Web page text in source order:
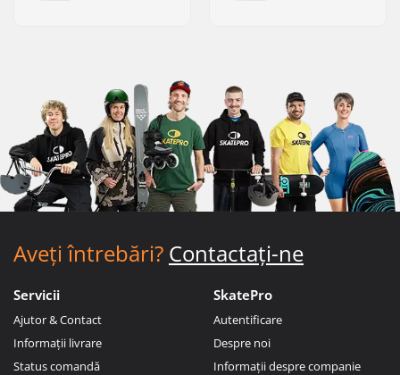
Aveți întrebări? Contactați-ne
Servicii
Ajutor & Contact
Informații livrare
Status comandă
SkatePro
Autentificare
Despre noi
Informații despre companie